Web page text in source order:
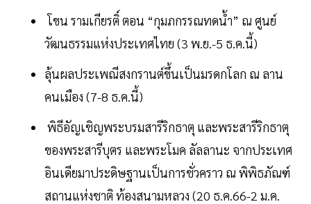
โขน รามเกียรติ์ ตอน “กุมภกรรณทดนํ้า” ณ ศูนย์
วัฒนธรรมแห่งประเทศไทย (3 พ.ย.-5 ธ.ค.นี้)
ลุ้นผลประเพณีสงกรานต์ขึ้นเป็นมรดกโลก ณ ลาน
คนเมือง (7-8 ธ.ค.นี้)
พิธีอัญเชิญพระบรมสารีริกธาตุ และพระสารีริกธาตุ
ของพระสารีบุตร และพระโมค ลัลลานะ จากประเทศ
อินเดียมาประดิษฐานเป็นการชั่วคราว ณ พิพิธภัณฑ์
สถานแห่งชาติ ท้องสนามหลวง (20 ธ.ค.66-2 ม.ค.